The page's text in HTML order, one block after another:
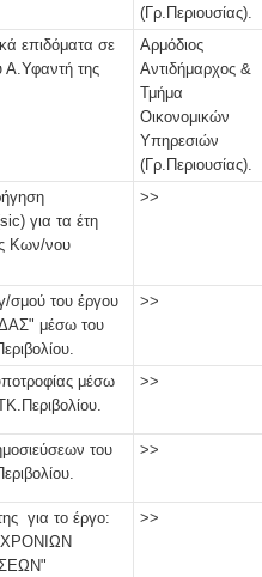
(Γρ.Περιουσίας).
επιδόματα σε
της
Αρμόδιος
Αντιδήμαρχος &
Τμήμα
Οικονομικών
Υπηρεσιών
(Γρ.Περιουσίας).
για τα έτη
Κων/νου
>>
σμού του έργου
μέσω του
>>
μέσω
>>
του
>>
για το έργο:
>>